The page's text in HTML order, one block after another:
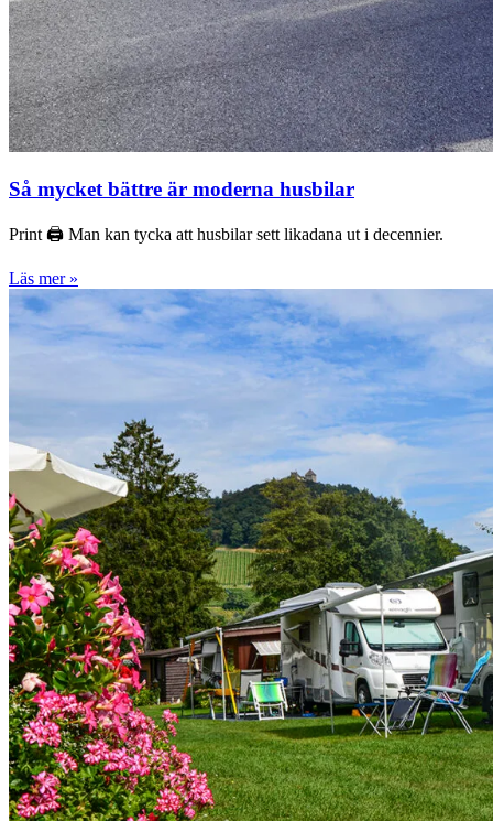
Så mycket bättre är moderna husbilar
Print 🖨 Man kan tycka att husbilar sett likadana ut i decennier.
Läs mer »